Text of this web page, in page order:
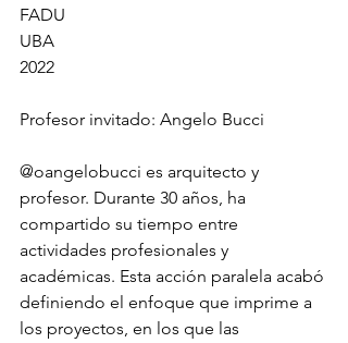
FADU
UBA
2022
Profesor invitado: Angelo Bucci
@oangelobucci es arquitecto y
profesor. Durante 30 años, ha
compartido su tiempo entre
actividades profesionales y
académicas. Esta acción paralela acabó
definiendo el enfoque que imprime a
los proyectos, en los que las